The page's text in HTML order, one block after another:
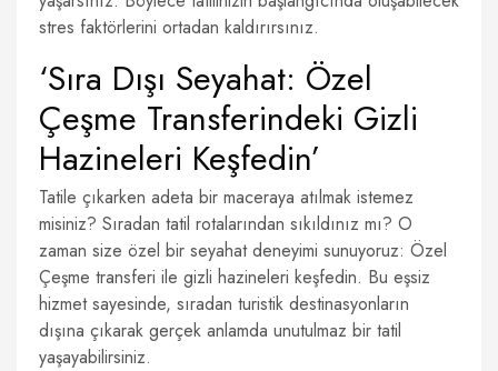
stres faktörlerini ortadan kaldırırsınız.
‘Sıra Dışı Seyahat: Özel
Çeşme Transferindeki Gizli
Hazineleri Keşfedin’
Tatile çıkarken adeta bir maceraya atılmak istemez
misiniz? Sıradan tatil rotalarından sıkıldınız mı? O
zaman size özel bir seyahat deneyimi sunuyoruz: Özel
Çeşme transferi ile gizli hazineleri keşfedin. Bu eşsiz
hizmet sayesinde, sıradan turistik destinasyonların
dışına çıkarak gerçek anlamda unutulmaz bir tatil
yaşayabilirsiniz.